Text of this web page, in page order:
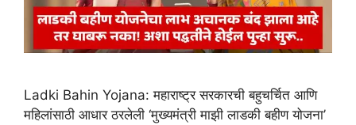
Ladki Bahin Yojana: महाराष्ट्र सरकारची बहुचर्चित आणि
महिलांसाठी आधार ठरलेली ‘मुख्यमंत्री माझी लाडकी बहीण योजना’